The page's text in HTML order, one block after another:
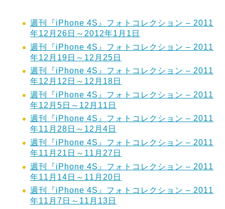
週刊『iPhone 4S』フォトコレクション – 2011
年12月26日～2012年1月1日
週刊『iPhone 4S』フォトコレクション – 2011
年12月19日～12月25日
週刊『iPhone 4S』フォトコレクション – 2011
年12月12日～12月18日
週刊『iPhone 4S』フォトコレクション – 2011
年12月5日～12月11日
週刊『iPhone 4S』フォトコレクション – 2011
年11月28日～12月4日
週刊『iPhone 4S』フォトコレクション – 2011
年11月21日～11月27日
週刊『iPhone 4S』フォトコレクション – 2011
年11月14日～11月20日
週刊『iPhone 4S』フォトコレクション – 2011
年11月7日～11月13日